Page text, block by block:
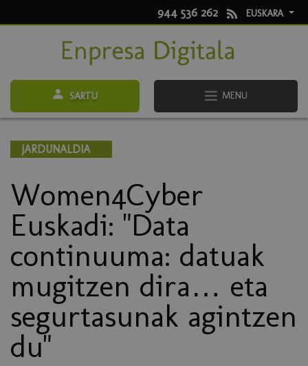
944 536 262 EUSKARA
SARTU MENU
JARDUNALDIA
Women4Cyber
Euskadi: "Data
continuuma: datuak
mugitzen dira… eta
segurtasunak agintzen
du"